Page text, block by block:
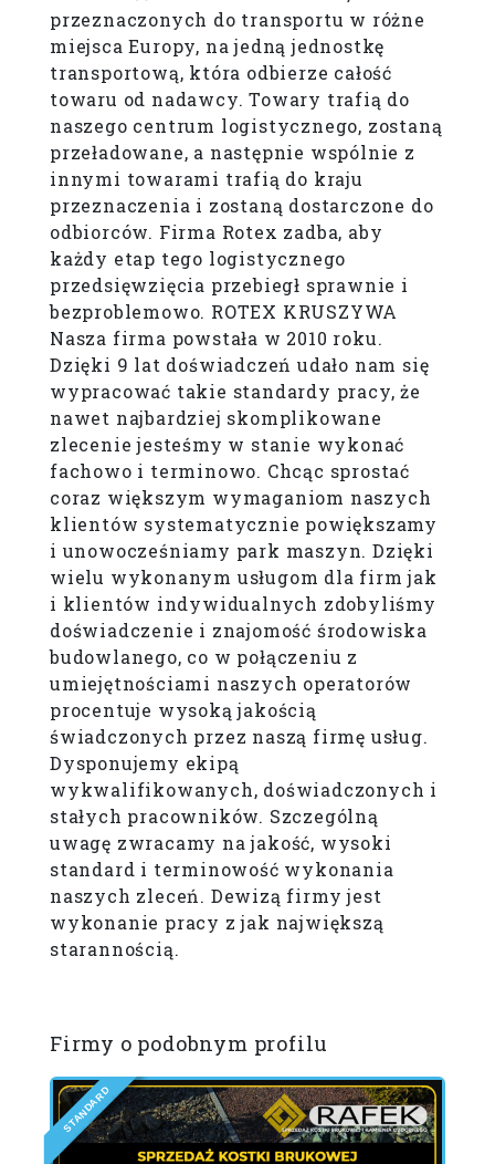
przeznaczonych do transportu w różne
miejsca Europy, na jedną jednostkę
transportową, która odbierze całość
towaru od nadawcy. Towary trafią do
naszego centrum logistycznego, zostaną
przeładowane, a następnie wspólnie z
innymi towarami trafią do kraju
przeznaczenia i zostaną dostarczone do
odbiorców. Firma Rotex zadba, aby
każdy etap tego logistycznego
przedsięwzięcia przebiegł sprawnie i
bezproblemowo. ROTEX KRUSZYWA
Nasza firma powstała w 2010 roku.
Dzięki 9 lat doświadczeń udało nam się
wypracować takie standardy pracy, że
nawet najbardziej skomplikowane
zlecenie jesteśmy w stanie wykonać
fachowo i terminowo. Chcąc sprostać
coraz większym wymaganiom naszych
klientów systematycznie powiększamy
i unowocześniamy park maszyn. Dzięki
wielu wykonanym usługom dla firm jak
i klientów indywidualnych zdobyliśmy
doświadczenie i znajomość środowiska
budowlanego, co w połączeniu z
umiejętnościami naszych operatorów
procentuje wysoką jakością
świadczonych przez naszą firmę usług.
Dysponujemy ekipą
wykwalifikowanych, doświadczonych i
stałych pracowników. Szczególną
uwagę zwracamy na jakość, wysoki
standard i terminowość wykonania
naszych zleceń. Dewizą firmy jest
wykonanie pracy z jak największą
starannością.
Firmy o podobnym profilu
D
ER
BRAN
Ż